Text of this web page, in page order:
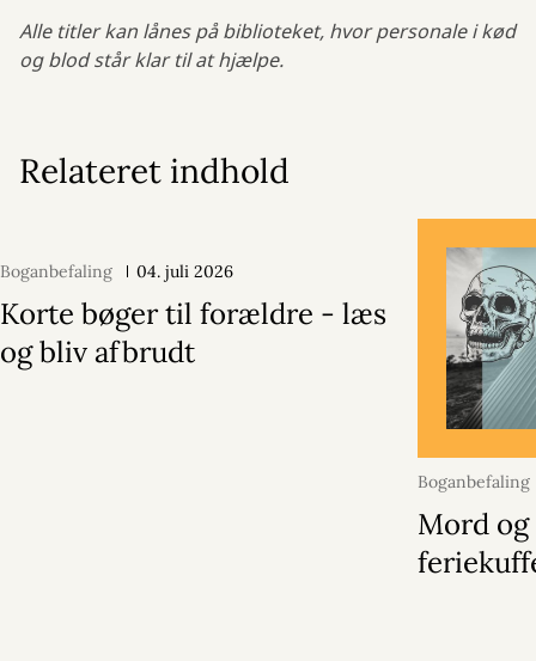
Alle titler kan lånes på biblioteket, hvor personale i kød
og blod står klar til at hjælpe.
Relateret indhold
Boganbefaling 04. juli 2026
Korte bøger til forældre - læs
og bliv afbrudt
Boganbefaling
Mord